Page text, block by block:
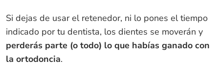
Si dejas de usar el retenedor, ni lo pones el tiempo
indicado por tu dentista, los dientes se moverán y
perderás parte (o todo) lo que habías ganado con
la ortodoncia.